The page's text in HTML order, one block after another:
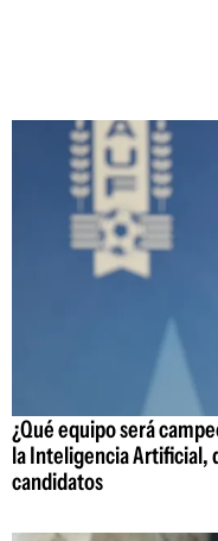
¿Qué equipo será
la Inteligencia Artificial,
candidatos